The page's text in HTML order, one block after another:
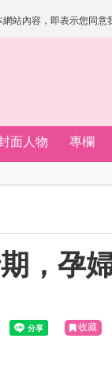
站內容，即表示您同
面人物 專欄
，孕
收藏